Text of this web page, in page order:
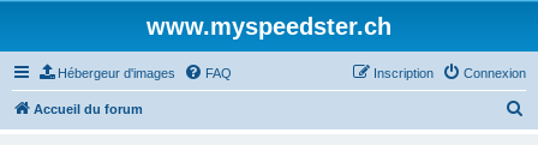
www.myspeedster.ch
Hébergeur d'images FAQ Connexion
Inscription
Accueil du forum